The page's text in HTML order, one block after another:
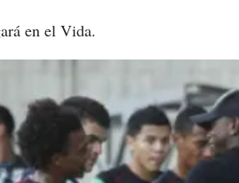
en el Vida.